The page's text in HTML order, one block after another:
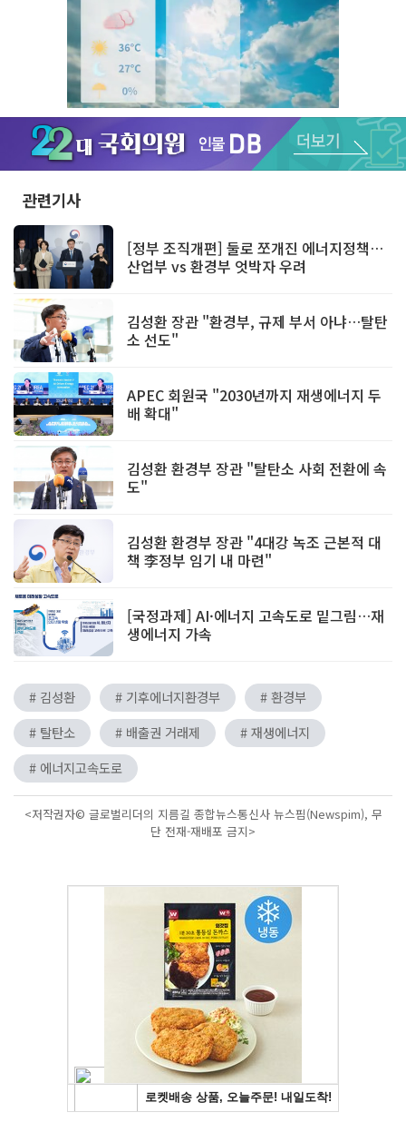
Unmute
관련기사
[정부 조직개편] 둘로 쪼개진 에너지정책…
산업부 vs 환경부 엇박자 우려
김성환 장관 "환경부, 규제 부서 아냐…탈탄
소 선도"
APEC 회원국 "2030년까지 재생에너지 두
배 확대"
김성환 환경부 장관 "탈탄소 사회 전환에 속
도"
김성환 환경부 장관 "4대강 녹조 근본적 대
책 李정부 임기 내 마련"
[국정과제] AI·에너지 고속도로 밑그림…재
생에너지 가속
# 김성환 # 기후에너지환경부
# 환경부
# 탈탄소
# 배출권 거래제
# 재생에너지
# 에너지고속도로
<저작권자© 글로벌리더의 지름길 종합뉴스통신사 뉴스핌(Newspim), 무
단 전재-재배포 금지>